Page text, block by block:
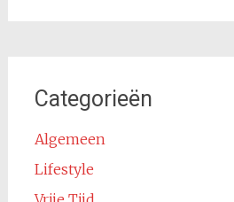
Categorieën
Algemeen
Lifestyle